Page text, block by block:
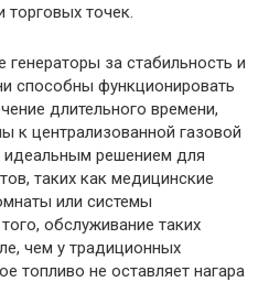
точек.
за стабильность и
способны функционировать
длительного времени,
к централизованной газовой
идеальным решением для
таких как медицинские
или системы
обслуживание таких
чем у традиционных
топливо не оставляет нагара